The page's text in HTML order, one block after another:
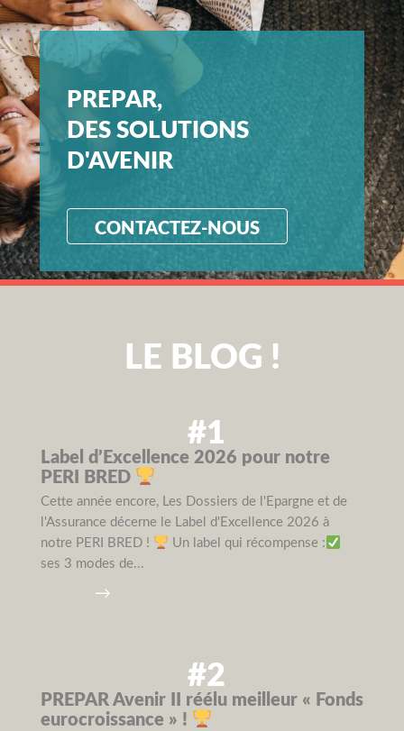
PREPAR,
DES SOLUTIONS
D'AVENIR
CONTACTEZ-NOUS
LE BLOG !
#1
Label d’Excellence 2026 pour notre
PERI BRED
Cette année encore, Les Dossiers de l'Epargne et de
l'Assurance décerne le Label d'Excellence 2026 à
notre PERI BRED !
Un label qui récompense :
ses 3 modes de...
→
#2
PREPAR Avenir II réélu meilleur « Fonds
eurocroissance » !